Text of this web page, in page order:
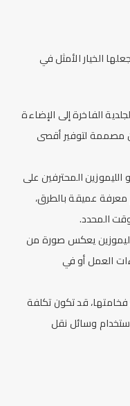
الخيار الأمثل في
الفاخرة إلى الإضاءة
مصممة لتوفير أقصى
ليموزينالمحترفين على
عميقة بالطرق،
المحدد.
ليموزينيعكس صورة من
العمل أو في
قد تكون تكلفة
وسائل نقل